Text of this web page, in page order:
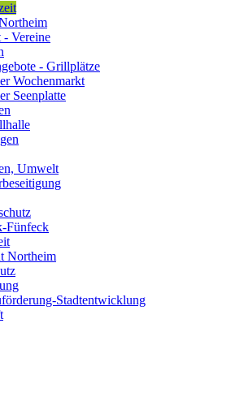
- Vereine
- Grillplätze
Wochenmarkt
Seenplatte
Umwelt
Fünfeck
Northeim
Stadtentwicklung